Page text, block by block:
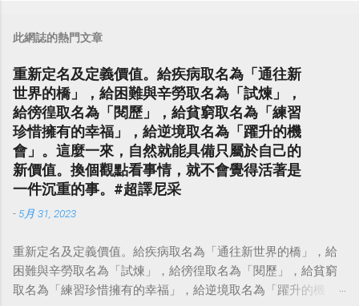
此網誌的熱門文章
重新定名及定義價值。給疾病取名為「通往新
世界的橋」，給困難與辛勞取名為「試煉」，
給徬徨取名為「閱歷」，給貧窮取名為「練習
珍惜擁有的幸福」，給逆境取名為「躍升的機
會」。這麼一來，自然就能具備只屬於自己的
新價值。換個觀點看事情，就不會覺得活著是
一件沉重的事。#超譯尼采
- 5月 31, 2023
重新定名及定義價值。給疾病取名為「通往新世界的橋」，給
困難與辛勞取名為「試煉」，給徬徨取名為「閱歷」，給貧窮
取名為「練習珍惜擁有的幸福」，給逆境取名為「躍升的機